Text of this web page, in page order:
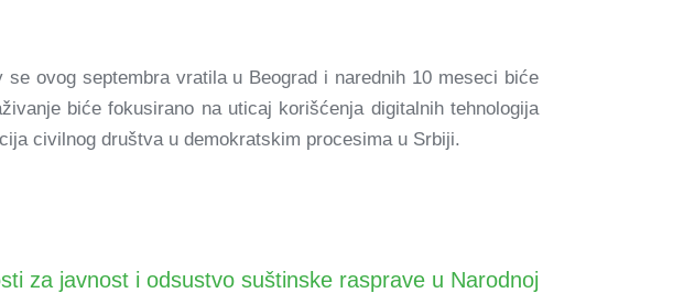
ovog septembra vratila u Beograd i narednih 10 meseci biće
biće fokusirano na uticaj korišćenja digitalnih tehnologija
civilnog društva u demokratskim procesima u Srbiji.
za javnost i odsustvo suštinske rasprave u Narodnoj